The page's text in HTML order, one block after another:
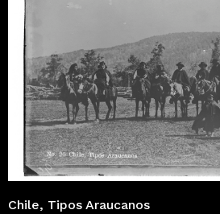
Chile, Tipos Araucanos